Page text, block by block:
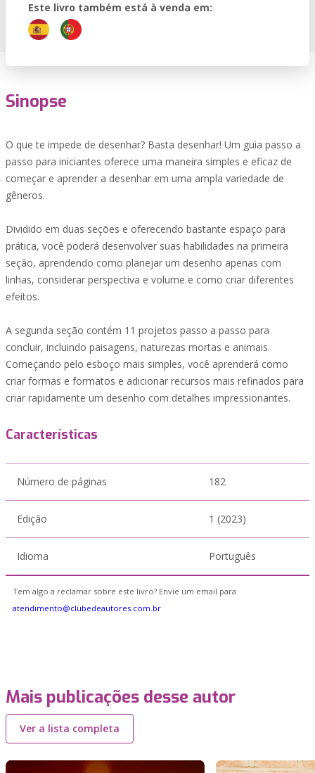
Este livro também está à venda em:
Sinopse
O que te impede de desenhar? Basta desenhar! Um guia passo a
passo para iniciantes oferece uma maneira simples e eficaz de
começar e aprender a desenhar em uma ampla variedade de
gêneros.
Dividido em duas seções e oferecendo bastante espaço para
prática, você poderá desenvolver suas habilidades na primeira
seção, aprendendo como planejar um desenho apenas com
linhas, considerar perspectiva e volume e como criar diferentes
efeitos.
A segunda seção contém 11 projetos passo a passo para
concluir, incluindo paisagens, naturezas mortas e animais.
Começando pelo esboço mais simples, você aprenderá como
criar formas e formatos e adicionar recursos mais refinados para
criar rapidamente um desenho com detalhes impressionantes.
Características
Número de páginas 182
Edição 1 (2023)
Idioma Português
Tem algo a reclamar sobre este livro? Envie um email para
atendimento@clubedeautores.com.br
Mais publicações desse autor
Ver a lista completa